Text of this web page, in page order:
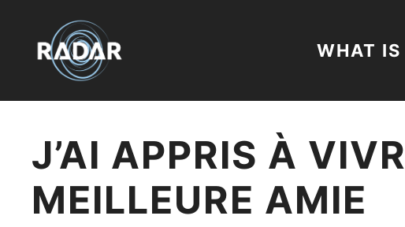
WHAT IS
J’AI APPRIS À
MEILLEURE AMIE